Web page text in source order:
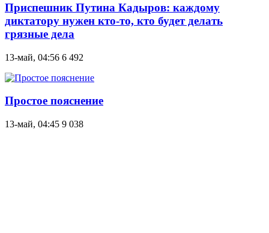
Приспешник Путина Кадыров: каждому
диктатору нужен кто-то, кто будет делать
грязные дела
13-май, 04:56 6 492
Простое пояснение
13-май, 04:45 9 038